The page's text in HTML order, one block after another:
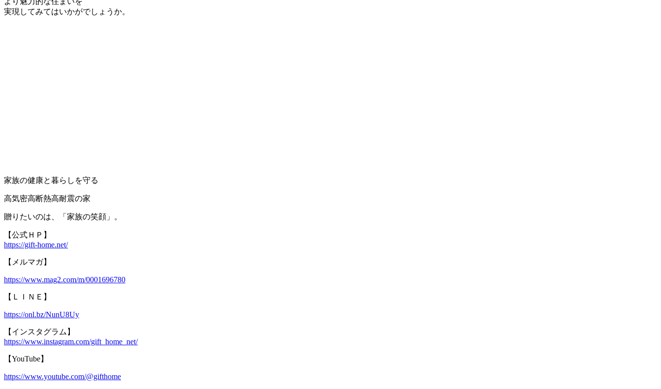
実現してみてはいかがでしょうか。
家族の健康と暮らしを守る
高気密高断熱高耐震の家
贈りたいのは、「家族の笑顔」。
【公式ＨＰ】
https://gift-home.net/
【メルマガ】
https://www.mag2.com/m/0001696780
【ＬＩＮＥ】
https://onl.bz/NunU8Uy
【インスタグラム】
https://www.instagram.com/gift_home_net/
【YouTube】
https://www.youtube.com/@gifthome